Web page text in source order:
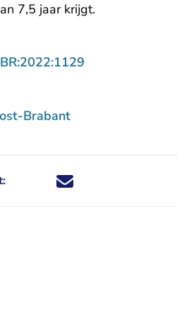
7,5 jaar krijgt.
Brabant
Deel dit nieuwsbericht via X -
Deel dit nieuwsbericht via
Deel dit nieuwsbericht
Deel dit